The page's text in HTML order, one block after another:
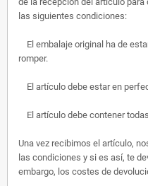
las siguientes condiciones:
El embalaje original ha de
romper.
El artículo debe estar en
El artículo debe contener
Una vez recibimos el artículo,
las condiciones y si es así, te
embargo, los costes de